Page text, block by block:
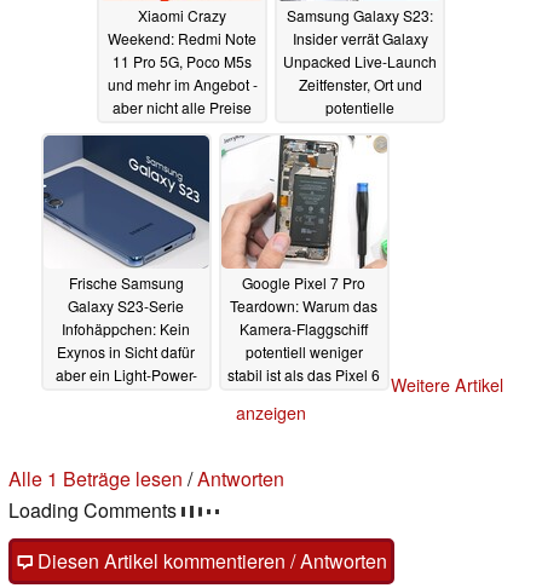
Xiaomi Crazy
Weekend: Redmi Note
11 Pro 5G, Poco M5s
und mehr im Angebot -
aber nicht alle Preise
sind attraktiv05.11.2022
Samsung Galaxy S23:
Insider verrät Galaxy
Unpacked Live-Launch
Zeitfenster, Ort und
potentielle
Verfügbarkeit 04.11.2022
Frische Samsung
Galaxy S23-Serie
Infohäppchen: Kein
Exynos in Sicht dafür
aber ein Light-Power-
Google Pixel 7 Pro
Teardown: Warum das
Kamera-Flaggschiff
potentiell weniger
stabil ist als das Pixel 6 Weitere Artikel
anzeigen
Alle 1 Beträge lesen /Antworten
Loading Comments
Diesen Artikel kommentieren / Antworten